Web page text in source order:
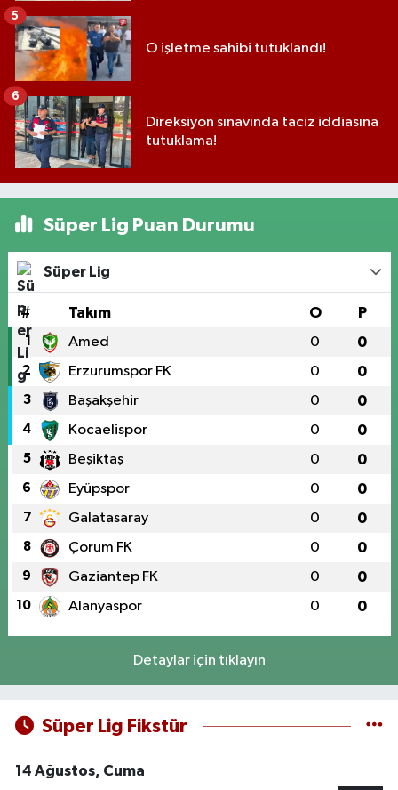
O işletme sahibi tutuklandı!
5
Direksiyon sınavında taciz iddiasına
tutuklama!
6
Süper Lig Puan Durumu
Süper Lig
# Takım O P
1 Amed 0 0
2 Erzurumspor FK 0 0
3 Başakşehir 0 0
4 Kocaelispor 0 0
5 Beşiktaş 0 0
6 Eyüpspor 0 0
7 Galatasaray 0 0
8 Çorum FK 0 0
9 Gaziantep FK 0 0
10 Alanyaspor 0 0
Detaylar için tıklayın
Süper Lig Fikstür
14 Ağustos, Cuma